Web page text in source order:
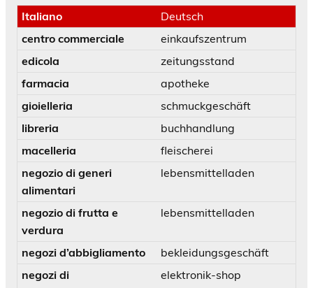
Italiano
Deutsch
centro commerciale
einkaufszentrum
edicola
zeitungsstand
farmacia
apotheke
gioielleria
schmuckgeschäft
libreria
buchhandlung
macelleria
fleischerei
negozio di generi
alimentari
lebensmittelladen
negozio di frutta e
verdura
lebensmittelladen
negozi d’abbigliamento
bekleidungsgeschäft
negozi di
elektronik-shop